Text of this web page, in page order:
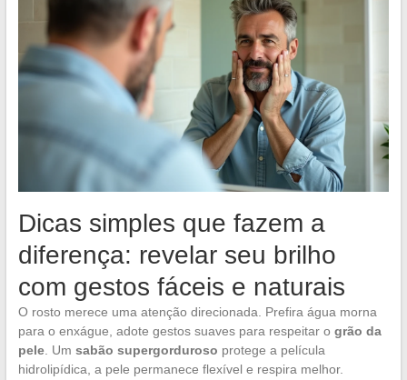
Dicas simples que fazem a
diferença: revelar seu brilho
com gestos fáceis e naturais
O rosto merece uma atenção direcionada. Prefira água morna
para o enxágue, adote gestos suaves para respeitar o grão da
pele. Um sabão supergorduroso protege a película
hidrolipídica, a pele permanece flexível e respira melhor.